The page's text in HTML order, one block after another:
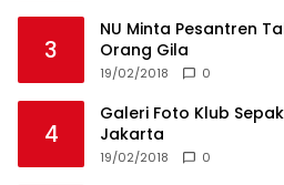
3
NU Minta Pesantren
Orang Gila
19/02/2018 0
4
Galeri Foto Klub
Jakarta
19/02/2018 0